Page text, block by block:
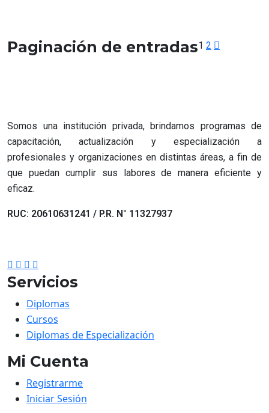
Paginación de entradas1 2
Somos una institución privada, brindamos programas de
capacitación, actualización y especialización a
profesionales y organizaciones en distintas áreas, a fin de
que puedan cumplir sus labores de manera eficiente y
eficaz.
RUC: 20610631241 / P.R. N° 11327937
Servicios
Diplomas
Cursos
Diplomas de Especialización
Mi Cuenta
Registrarme
Iniciar Sesión